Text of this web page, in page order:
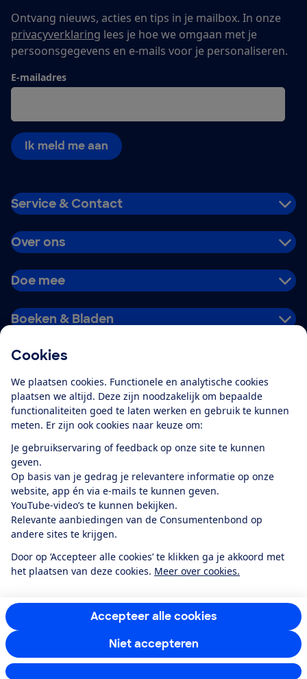
Cookies
We plaatsen cookies. Functionele en analytische cookies
plaatsen we altijd. Deze zijn noodzakelijk om bepaalde
functionaliteiten goed te laten werken en gebruik te kunnen
meten. Er zijn ook cookies naar keuze om:
Je gebruikservaring of feedback op onze site te kunnen
geven.
Op basis van je gedrag je relevantere informatie op onze
website, app én via e-mails te kunnen geven.
YouTube-video’s te kunnen bekijken.
Relevante aanbiedingen van de Consumentenbond op
andere sites te krijgen.
Door op ‘Accepteer alle cookies’ te klikken ga je akkoord met
het plaatsen van deze cookies. Meer over cookies.
Accepteer alle cookies
Niet accepteren
Ontvang nieuws, acties en tips in je mailbox. In onze
privacyverklaring lees je hoe we omgaan met je
persoonsgegevens en e-mails voor je personaliseren.
E-mailadres
Ik meld me aan
Service & Contact
Over ons
Doe mee
Boeken & Bladen
Alles over de
app
Algemene Voorwaarden
Privacyverklaring
Cookiebeleid
Privacyvoorkeuren
Toegankelijkheid
RSS-feed nieuws
Facebook
TwitterInstagram
YoutubeLinkedIn
12.901consumentenbeoordelen de Consumentenbondmet gemiddeld